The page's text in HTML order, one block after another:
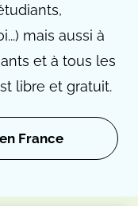
mais aussi à
et à tous les
libre et gratuit.
France